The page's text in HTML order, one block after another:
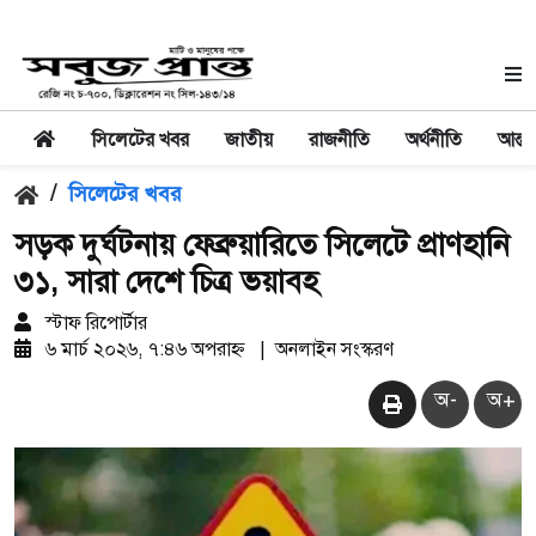
সিলেটের খবর জাতীয় রাজনীতি অর্থনীতি
/ সিলেটের খবর
সড়ক দুর্ঘটনায় ফেব্রুয়ারিতে সিলেটে প্রাণহানি
৩১, সারা দেশে চিত্র ভয়াবহ
স্টাফ রিপোর্টার
৬ মার্চ ২০২৬, ৭:৪৬ অপরাহ্ন
অনলাইন সংস্করণ
অ- অ+